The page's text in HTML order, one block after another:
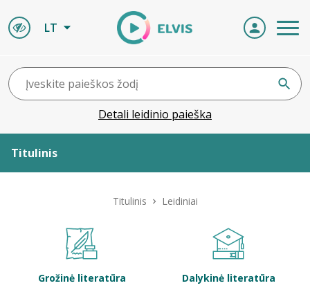
LT
Detali leidinio paieška
Titulinis
Titulinis Leidiniai
Grožinė literatūra Dalykinė literatūra